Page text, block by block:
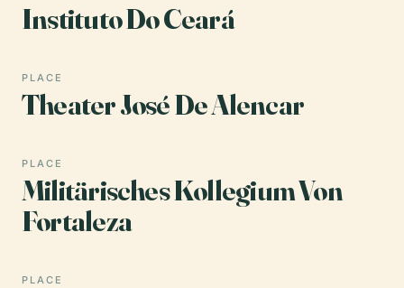
Instituto Do Ceará
PLACE
Theater José De Alencar
PLACE
Militärisches Kollegium Von
Fortaleza
PLACE